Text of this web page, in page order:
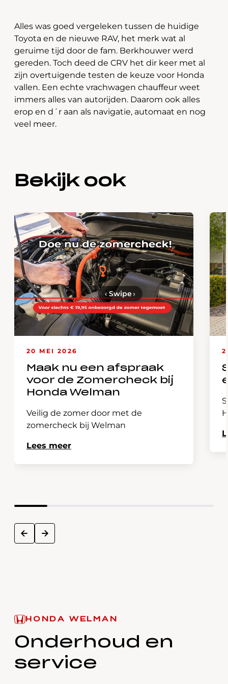
Alles was goed vergeleken tussen de huidige
Toyota en de nieuwe RAV, het merk wat al
geruime tijd door de fam. Berkhouwer werd
gereden. Toch deed de CRV het dir keer met al
zijn overtuigende testen de keuze voor Honda
vallen. Een echte vrachwagen chauffeur weet
immers alles van autorijden. Daarom ook alles
erop en d´r aan als navigatie, automaat en nog
veel meer.
Bekijk ook
20 MEI 2026
Maak nu een afspraak
voor de Zomercheck bij
Honda Welman
Veilig de zomer door met de
zomercheck bij Welman
Lees meer
prev next
‹ Swipe›
HONDA WELMAN
Onderhoud en
service